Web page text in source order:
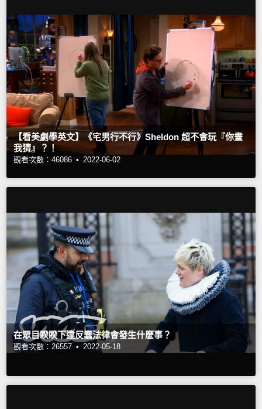
【看美劇學英文】《宅男行不行》Sheldon 超不會玩『你畫
我猜』？！
觀看次數：46086 • 2022-06-02
在眾目睽睽下違反蠢法律會發生什麼事？
觀看次數：26557 • 2022-05-18